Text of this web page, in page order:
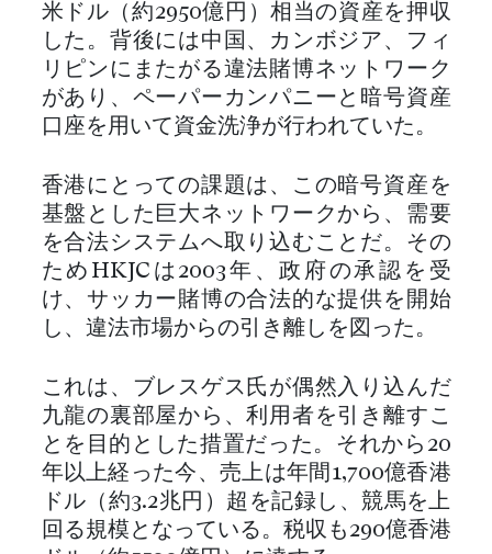
米ドル（約2950億円）相当の資産を押収
した。背後には中国、カンボジア、フィ
リピンにまたがる違法賭博ネットワーク
があり、ペーパーカンパニーと暗号資産
口座を用いて資金洗浄が行われていた。
香港にとっての課題は、この暗号資産を
基盤とした巨大ネットワークから、需要
を合法システムへ取り込むことだ。その
ためHKJCは2003年、政府の承認を受
け、サッカー賭博の合法的な提供を開始
し、違法市場からの引き離しを図った。
これは、ブレスゲス氏が偶然入り込んだ
九龍の裏部屋から、利用者を引き離すこ
とを目的とした措置だった。それから20
年以上経った今、売上は年間1,700億香港
ドル（約3.2兆円）超を記録し、競馬を上
回る規模となっている。税収も290億香港